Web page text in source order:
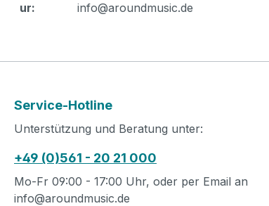
ur:
info@aroundmusic.de
Service-Hotline
Unterstützung und Beratung unter:
+49 (0)561 - 20 21 000
Mo-Fr 09:00 - 17:00 Uhr, oder per Email an
info@aroundmusic.de